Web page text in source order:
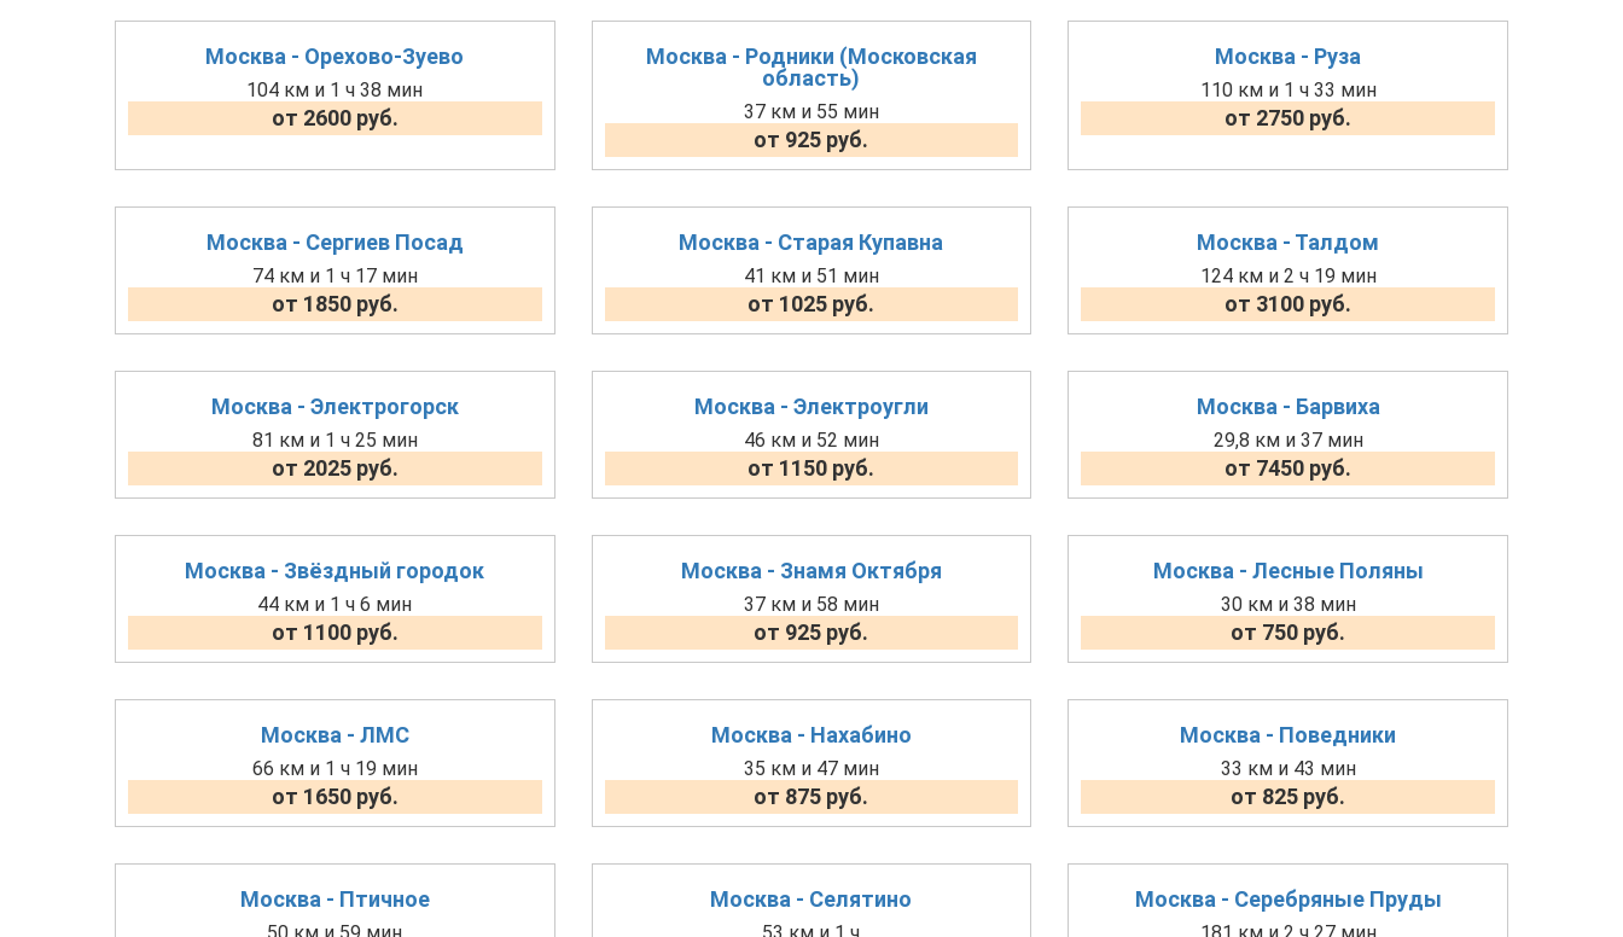
Москва - Орехово-Зуево
104 км и 1 ч 38 мин
от 2600 руб.
Москва - Родники (Московская
область)
37 км и 55 мин
от 925 руб.
Москва - Руза
110 км и 1 ч 33 мин
от 2750 руб.
Москва - Сергиев Посад
74 км и 1 ч 17 мин
от 1850 руб.
Москва - Старая Купавна
41 км и 51 мин
от 1025 руб.
Москва - Талдом
124 км и 2 ч 19 мин
от 3100 руб.
Москва - Электрогорск
81 км и 1 ч 25 мин
от 2025 руб.
Москва - Электроугли
46 км и 52 мин
от 1150 руб.
Москва - Барвиха
29,8 км и 37 мин
от 7450 руб.
Москва - Звёздный городок
44 км и 1 ч 6 мин
от 1100 руб.
Москва - Знамя Октября
37 км и 58 мин
от 925 руб.
Москва - Лесные Поляны
30 км и 38 мин
от 750 руб.
Москва - ЛМС
66 км и 1 ч 19 мин
от 1650 руб.
Москва - Нахабино
35 км и 47 мин
от 875 руб.
Москва - Поведники
33 км и 43 мин
от 825 руб.
Москва - Птичное Москва - Селятино Москва - Серебряные Пруды